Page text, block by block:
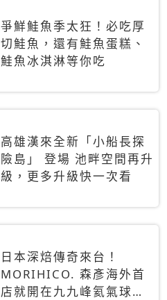
爭鮮鮭魚季太狂！必吃厚
切鮭魚，還有鮭魚蛋糕、
鮭魚冰淇淋等你吃
高雄漢來全新「小船長探
險島」 登場 池畔空間再升
級，更多升級快一次看
日本深焙傳奇來台！
MORIHICO. 森彥海外首
店就開在九九峰氦氣球樂